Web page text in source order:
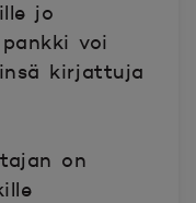
jo
voi
kirjattuja
on